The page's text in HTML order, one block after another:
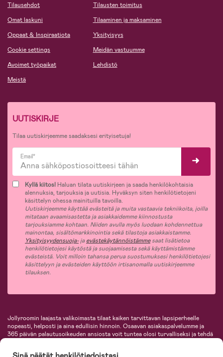
Tilausehdot
Omat laskuni
Oppaat & Inspiraatiota
Cookie settings
Avoimet työpaikat
Meistä
Tilausten toimitus
Tilaaminen ja maksaminen
Yksityisyys
Meidän vastuumme
Lehdistö
UUTISKIRJE
Tilaa uutiskirjeemme saadaksesi erityisetuja!
Email*
Kyllä kiitos! Haluan tilata uutiskirjeen ja saada henkilökohtaisia
alennuksia, tarjouksia ja uutisia. Hyväksyn siten henkilötietojeni
käsittelyn ohessa mainituilla tavoilla.
Uutiskirjeemme käyttää evästeitä ja muita vastaavia tekniikoita, joilla
mitataan avaamisastetta ja asiakkaidemme kiinnostusta
tarjouksiamme kohtaan. Niiden avulla myös luodaan kohdennettua
mainontaa, sisältömarkkinointia sekä tilastoja asiakkaistamme.
Yksityisyydensuoja-jaevästekäytännöistämmesaat lisätietoa
henkilötietojesi käytöstä ja suojaamisesta sekä käyttämistämme
evästeistä. Voit milloin tahansa perua suostumuksesi henkilötietojesi
käsittelyyn ja evästeiden käyttöön irtisanomalla uutiskirjeemme
tilauksen.
Jollyroomin laajasta valikoimasta tilaat kaiken tarvittavan lapsiperheelle
nopeasti, helposti ja aina edullisin hinnoin. Osaavan asiakaspalvelumme ja
365 päivän palautusoikeuden ansiosta voit tuntea olosi turvalliseksi ja tehdä